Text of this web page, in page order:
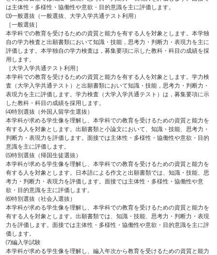
は主体性・多様性・協働性や意欲・目的意識を主に評価します。
⑶一般選抜（一般選抜、大学入学共通テスト利用）
［一般選抜］
本学科での教育を受けるための資質と能力を有する人を対象とします。本学独
自の学力検査と出願書類において知識・技能，思考力・判断力・表現力を主に
評価します。本学独自の学力検査は，募集要項に示した教科・科目の成績を採
用します。
［大学入学共通テスト利用］
本学科での教育を受けるための資質と能力を有する人を対象とします。学力検
査（大学入学共通テスト）と出願書類において知識・技能，思考力・判断力・
表現力を主に評価します。学力検査（大学入学共通テスト）は，募集要項に示
した教科・科目の成績を採用します。
⑷特別選抜（外国人留学生選抜）
本学科が求める学生像を理解し、本学科での教育を受けるための資質と能力を
有する人を対象とします。出願書類と小論文において、知識・技能、思考力・
判断力・表現力を評価します。面接では主体性・多様性・協働性や意欲・目的
意識を主に評価します。
⑸特別選抜（帰国生徒選抜）
本学科が求める学生像を理解し、本学科での教育を受けるための資質と能力を
有する人を対象とします。日本語による作文と出願書類では、知識・技能、思
考力・判断力・表現力を評価します。面接では主体性・多様性・協働性や意
欲・目的意識を主に評価します。
⑹特別選抜（社会人選抜）
本学科が求める学生像を理解し、本学科での教育を受けるための資質と能力を
有する人を対象とします。出願書類では、知識・技能、思考力・判断力・表現
力を評価します。面接では主体性・多様性・協働性や意欲・目的意識を主に評
価します。
⑺編入学試験
本学科が求める学生像を理解し、編入年次から教育を受けるための資質と能力